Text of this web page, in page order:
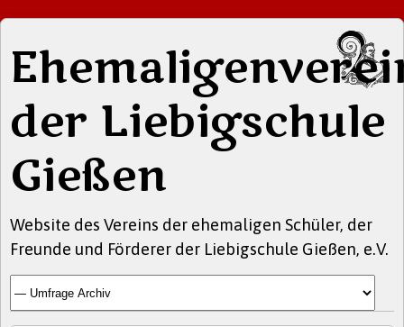
der Liebigschule
Gießen
Website des Vereins der ehemaligen Schüler, der
Freunde und Förderer der Liebigschule Gießen, e.V.